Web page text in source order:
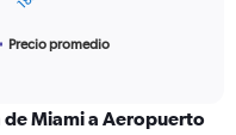
Precio promedio
Miami a Aeropuerto